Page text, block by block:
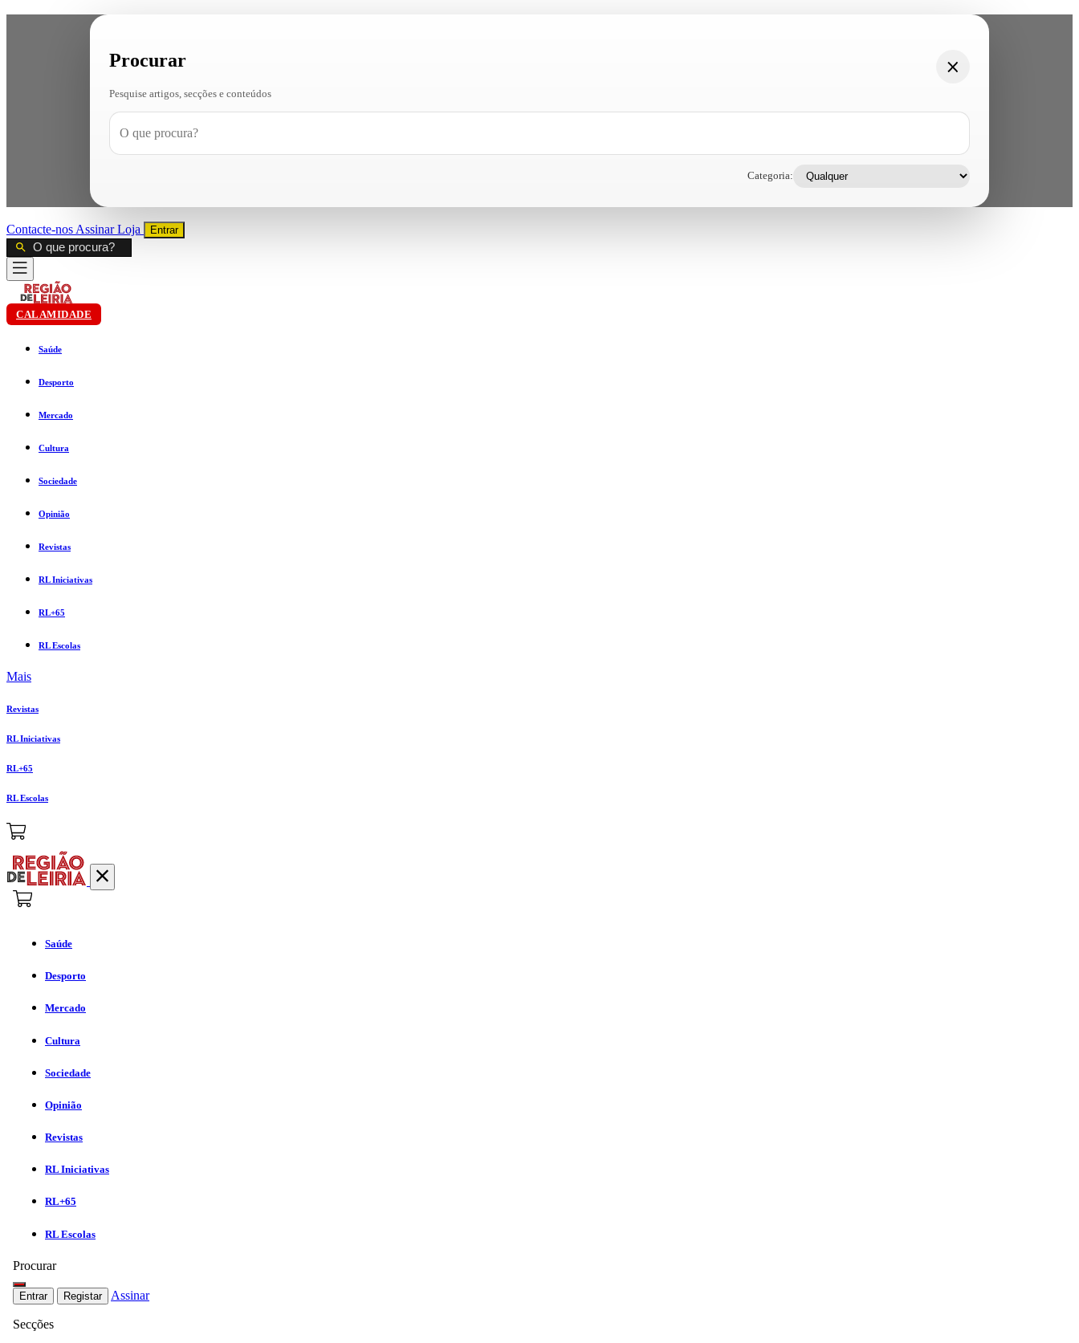
Procurar
Pesquise artigos, secções e conteúdos
Categoria:
Contacte-nos AssinarLoja Entrar
CALAMIDADE
Saúde
Desporto
Mercado
Cultura
Sociedade
Opinião
Revistas
RL Iniciativas
RL+65
RL Escolas
Mais
Revistas
RL Iniciativas
RL+65
RL Escolas
Saúde
Desporto
Mercado
Cultura
Sociedade
Opinião
Revistas
RL Iniciativas
RL+65
RL Escolas
Procurar
Entrar Registar Assinar
Secções